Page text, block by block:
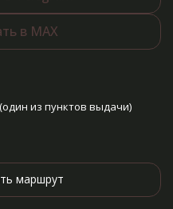
в MAX
из пунктов выдачи)
маршрут